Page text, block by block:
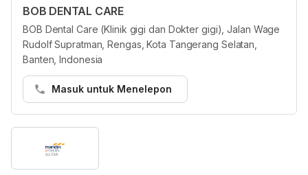
BOB DENTAL CARE
BOB Dental Care (Klinik gigi dan Dokter gigi), Jalan Wage
Rudolf Supratman, Rengas, Kota Tangerang Selatan,
Banten, Indonesia
Masuk untuk Menelepon
Asuransi
Semua penyedia layanan di HHG wajib
mencantumkan paket asuransi dalam jaringan secara
akurat. Jika terdapat masalah, tim Layanan kami akan
membantu menghubungkan Anda dengan penyedia